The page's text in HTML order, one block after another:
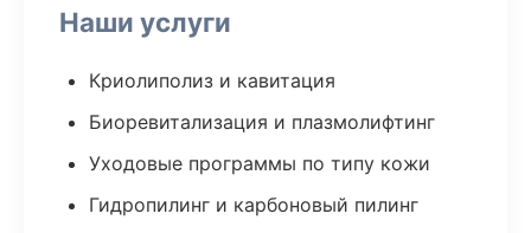
Наши услуги
Криолиполиз и кавитация
Биоревитализация и плазмолифтинг
Уходовые программы по типу кожи
Гидропилинг и карбоновый пилинг